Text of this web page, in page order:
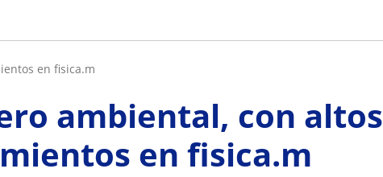
en fisica.m
ambiental, con altos
en fisica.m